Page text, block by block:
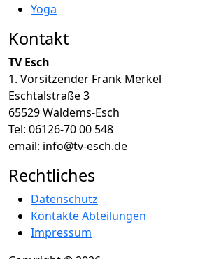
Yoga
Kontakt
TV Esch
1. Vorsitzender Frank Merkel
Eschtalstraße 3
65529 Waldems-Esch
Tel: 06126-70 00 548
email: info@tv-esch.de
Rechtliches
Datenschutz
Kontakte Abteilungen
Impressum